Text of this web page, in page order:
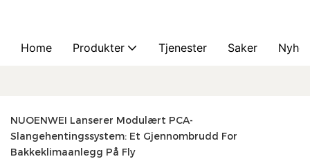
Home Produkter Tjenester Saker
NUOENWEI Lanserer Modulært PCA-
Slangehentingssystem: Et Gjennombrudd For
Bakkeklimaanlegg På Fly